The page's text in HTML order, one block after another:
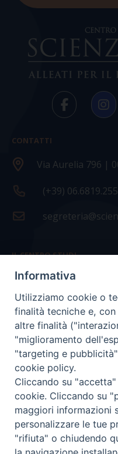
CONTATTI
Via Aurelia 796 |
(+39)
IL CENTRO STUDI
La nostra storia
Statuto
Presidenza e ufficio
Consiglio scientifico
Coordinamento
COPYRIGHT Scienza &
Informativa
Utilizziamo cookie o
finalità tecniche e,
altre finalità
"miglioramento
"targeting e
cookie policy.
Cliccando su
cookie. Cliccando su
maggiori informazioni
personalizzare le tue
"rifiuta" o chiudendo